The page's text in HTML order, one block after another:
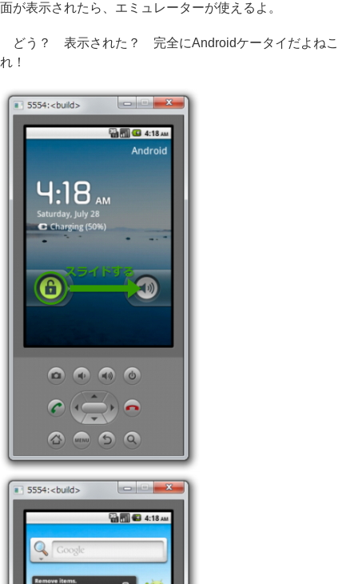
面が表示されたら、エミュレーターが使えるよ。
どう？ 表示された？ 完全にAndroidケータイだよねこ
れ！